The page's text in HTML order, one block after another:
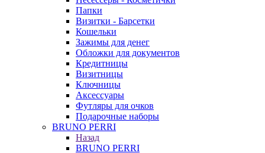
Папки
Визитки - Барсетки
Кошельки
Зажимы для денег
Обложки для документов
Кредитницы
Визитницы
Ключницы
Аксессуары
Футляры для очков
Подарочные наборы
BRUNO PERRI
Назад
BRUNO PERRI